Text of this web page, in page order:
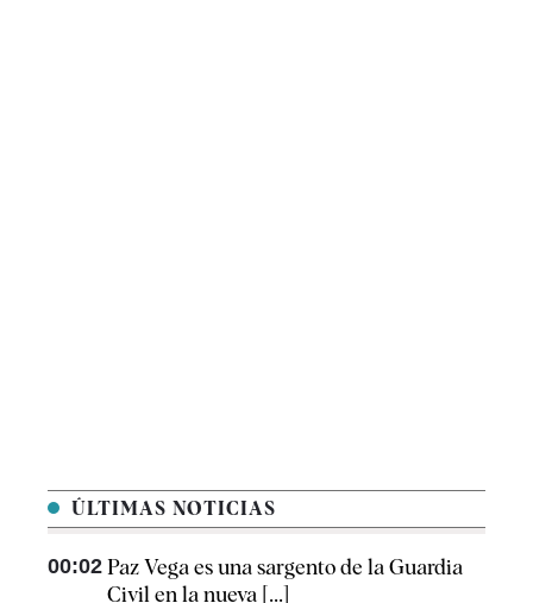
ÚLTIMAS NOTICIAS
00:02 Paz Vega es una sargento de la Guardia
Civil en la nueva [...]